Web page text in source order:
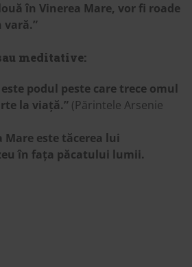
în Vinerea Mare, vor fi roade
meditative:
este podul peste care trece omul
la viață.” (Părintele Arsenie
Mare este tăcerea lui
în fața păcatului lumii.